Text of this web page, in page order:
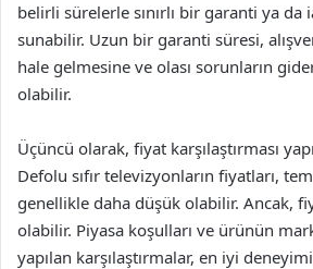
belirli sürelerle sınırlı bir garanti ya da
sunabilir. Uzun bir garanti süresi,
hale gelmesine ve olası sorunların
olabilir.
Üçüncü olarak, fiyat karşılaştırması
Defolu sıfır televizyonların fiyatları,
genellikle daha düşük olabilir. Ancak,
olabilir. Piyasa koşulları ve ürünün
yapılan karşılaştırmalar, en iyi